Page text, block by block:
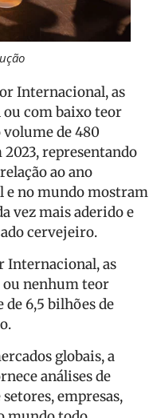
Internacional, as
ou com baixo teor
de 480
representando
ao ano
e no mundo mostram
vez mais aderido e
cervejeiro.
Internacional, as
ou nenhum teor
6,5 bilhões de
globais, a
análises de
empresas,